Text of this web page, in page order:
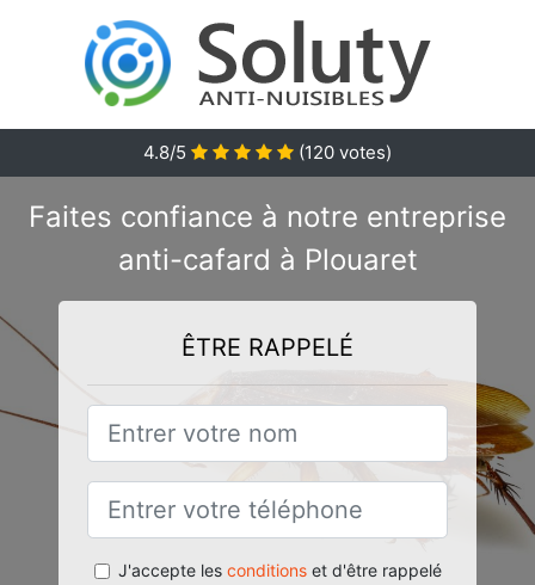
4.8/5 (120 votes)
Faites confiance à notre entreprise
anti-cafard à Plouaret
ÊTRE RAPPELÉ
J'accepte les conditionset d'être rappelé